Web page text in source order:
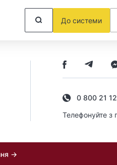
До системи
0 800 21
Телефонуйте з
→